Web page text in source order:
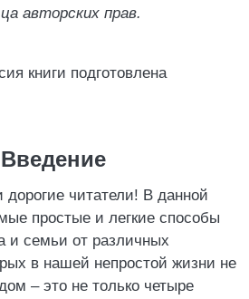
авторских прав.
книги подготовлена
Введение
дорогие читатели! В данной
простые и легкие способы
и семьи от различных
в нашей непростой жизни не
– это не только четыре